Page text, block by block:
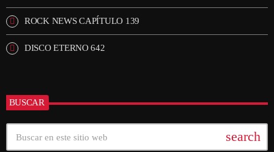
ROCK NEWS CAPÍTULO 139
DISCO ETERNO 642
BUSCAR
search